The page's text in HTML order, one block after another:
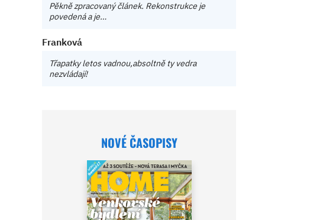
Pěkně zpracovaný článek. Rekonstrukce je
povedená a je…
Franková
Třapatky letos vadnou,absoltně ty vedra
nezvládají!
NOVÉ ČASOPISY